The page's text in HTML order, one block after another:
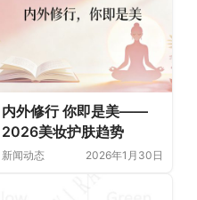
内外修行 你即是美——
2026美妆护肤趋势
新闻动态 2026年1月30日